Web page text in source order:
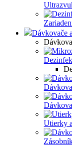
Dávkovače
Utierky